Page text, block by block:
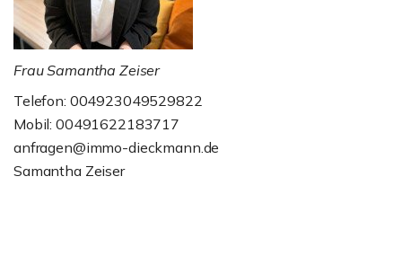
Frau Samantha Zeiser
Telefon: 004923049529822
Mobil: 00491622183717
anfragen@immo-dieckmann.de
Samantha Zeiser